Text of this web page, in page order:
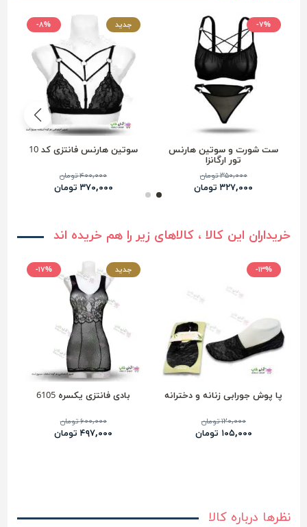
-۷%
ست شورت و سوتین هارنس
تور ارگانزا
۳۵۰,۰۰۰ تومان
۳۲۷,۰۰۰ تومان
جدید -۸%
سوتین هارنس فانتزی کد 10
۴۰۰,۰۰۰ تومان
۳۷۰,۰۰۰ تومان
خریداران این کالا ، کالاهای زیر را هم خریده اند
-۱۳%
پا پوش جورابی زنانه و دخترانه
۱۲۰,۰۰۰ تومان
۱۰۵,۰۰۰ تومان
جدید -۱۷%
بادی فانتزی یکسره 6105
۶۰۰,۰۰۰ تومان
۴۹۷,۰۰۰ تومان
نظرها درباره کالا